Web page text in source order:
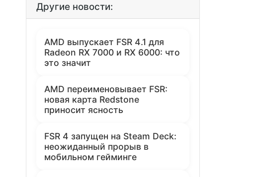
Другие новости:
AMD выпускает FSR 4.1 для
Radeon RX 7000 и RX 6000: что
это значит
AMD переименовывает FSR:
новая карта Redstone
приносит ясность
FSR 4 запущен на Steam Deck:
неожиданный прорыв в
мобильном гейминге